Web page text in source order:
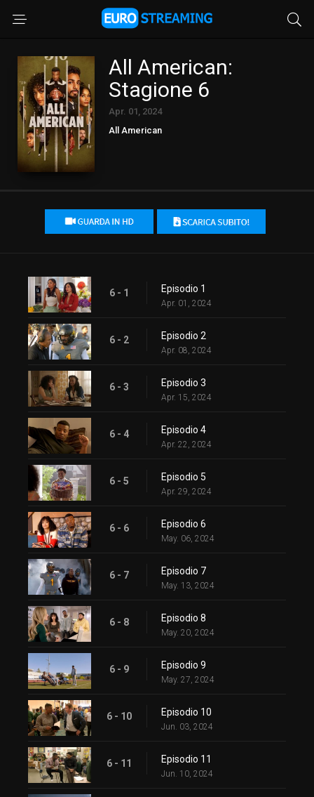
All American:
Stagione 6
Apr. 01, 2024
All American
6 - 1 Episodio 1
Apr. 01, 2024
6 - 2 Episodio 2
Apr. 08, 2024
6 - 3 Episodio 3
Apr. 15, 2024
6 - 4 Episodio 4
Apr. 22, 2024
6 - 5 Episodio 5
Apr. 29, 2024
6 - 6 Episodio 6
May. 06, 2024
6 - 7 Episodio 7
May. 13, 2024
6 - 8 Episodio 8
May. 20, 2024
6 - 9 Episodio 9
May. 27, 2024
6 - 10 Episodio 10
Jun. 03, 2024
6 - 11 Episodio 11
Jun. 10, 2024